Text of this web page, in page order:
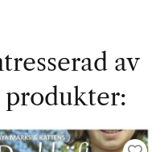
av
produkter: